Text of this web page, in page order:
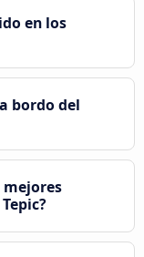
en los
bordo del
mejores